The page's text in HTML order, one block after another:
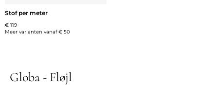
Stof per meter
€ 119
Meer varianten vanaf€ 50
Globa - Fløjl